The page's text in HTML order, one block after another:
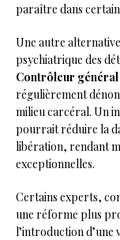
paraître dans
Une autre
psychiatrique des
Contrôleur
régulièrement
milieu carcéral. Un
pourrait réduire la
libération, rendant
exceptionnelles.
Certains experts,
une réforme plus
l’introduction d’une